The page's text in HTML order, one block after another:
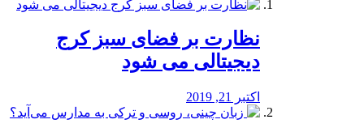
نظارت بر فضای سبز کرج
دیجیتالی می شود
اکتبر 21, 2019